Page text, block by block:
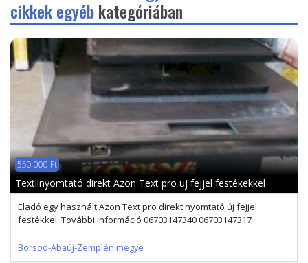
cikkek egyébkategóriában
550 000 Ft
Textilnyomtató direkt Azon Text pro uj fejjel festékekkel
Eladó egy használt Azon Text pro direkt nyomtató új fejjel
festékkel. További információ 06703147340 06703147317
Borsod-Abaúj-Zemplén megye